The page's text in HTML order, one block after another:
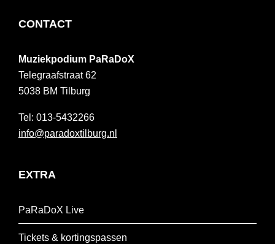
FOOTER
CONTACT
Muziekpodium PaRaDoX
Telegraafstraat 62
5038 BM Tilburg
013-5432266
info@paradoxtilburg.nl
EXTRA
PaRaDoX Live
Tickets & kortingspassen